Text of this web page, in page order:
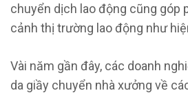
chuyển dịch lao động cũng góp
cảnh thị trường lao động như
Vài năm gần đây, các doanh
da giầy chuyển nhà xưởng về